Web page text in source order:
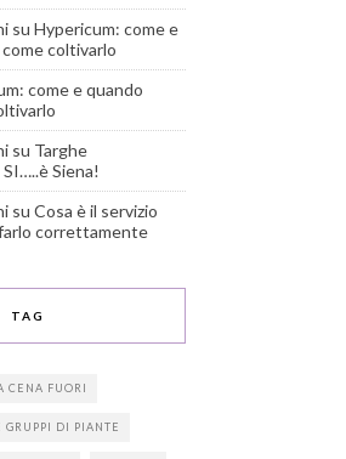
su Hypericum: come e
coltivarlo
come e quando
su Targhe
Siena!
su Cosa è il servizio
correttamente
TAG
CENA FUORI
GRUPPI DI PIANTE